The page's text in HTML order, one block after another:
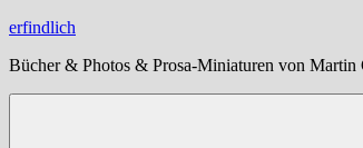
Zum
springen
erfindlich
Bücher & Photos & Prosa-Miniaturen von Martin